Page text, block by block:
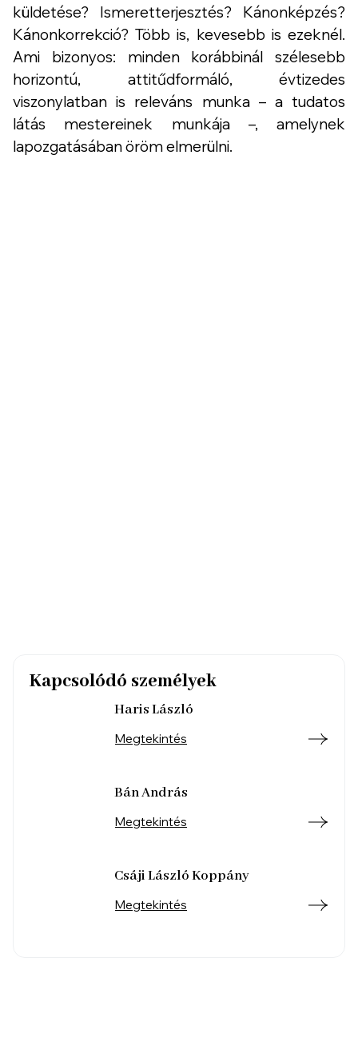
küldetése? Ismeretterjesztés? Kánonképzés?
Kánonkorrekció? Több is, kevesebb is ezeknél.
Ami bizonyos: minden korábbinál szélesebb
horizontú, attitűdformáló, évtizedes
viszonylatban is releváns munka – a tudatos
látás mestereinek munkája –, amelynek
lapozgatásában öröm elmerülni.
Kapcsolódó személyek
Haris László
Megtekintés
Bán András
Megtekintés
Csáji László Koppány
Megtekintés